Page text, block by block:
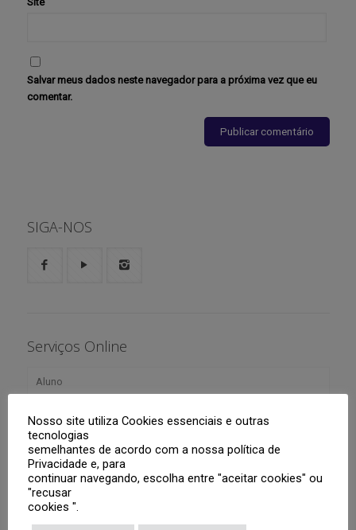
Salvar meus dados neste navegador para a próxima vez que eu
comentar.
SIGA-NOS
Serviços Online
Aluno
Boletim
Agenda
Roteiros de Estudo
Responsáveis
Portal Web
Segunda Via de Boleto
Tutoriais
Aplicativo CNSG
Professores
Nosso site utiliza Cookies essenciais e outras
tecnologias
semelhantes de acordo com a nossa política de
Privacidade e, para
continuar navegando, escolha entre "aceitar cookies" ou
"recusar
cookies ".